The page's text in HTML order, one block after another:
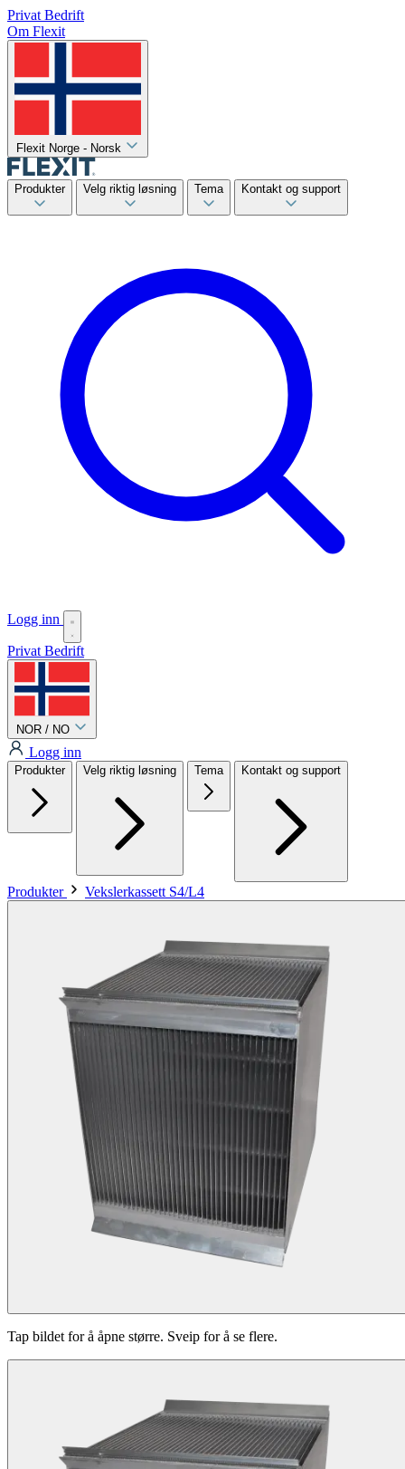
Privat Bedrift
Om Flexit
Flexit Norge - Norsk
Produkter Velg riktig løsning Tema Kontakt og support
Logg inn
Privat Bedrift
NOR / NO
Logg inn
Produkter Velg riktig løsning Tema Kontakt og support
Produkter Vekslerkassett S4/L4
Tap bildet for å åpne større. Sveip for å se flere.